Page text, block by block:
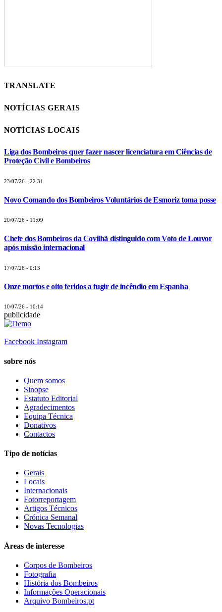
TRANSLATE
NOTÍCIAS GERAIS
NOTÍCIAS LOCAIS
Liga dos Bombeiros quer fazer nascer licenciatura em Ciências de
Proteção Civil e Bombeiros
23/07/26 - 22:31
Novo Comando dos Bombeiros Voluntários de Esmoriz toma posse
20/07/26 - 11:09
Chefe dos Bombeiros da Covilhã distinguido com Voto de Louvor
após missão internacional
17/07/26 - 0:13
Onze mortos e oito feridos a fugir de incêndio em Espanha
10/07/26 - 10:14
publicidade
Facebook Instagram
sobre nós
Quem somos
Sinopse
Estatuto Editorial
Agradecimentos
Equipa Técnica
Donativos
Contactos
Tipo de notícias
Gerais
Locais
Internacionais
Fotorreportagem
Artigos Técnicos
Crónica Semanal
Novas Tecnologias
Áreas de interesse
Corpos de Bombeiros
Fotografia
História dos Bombeiros
Informações Operacionais
Arquivo Bombeiros.pt